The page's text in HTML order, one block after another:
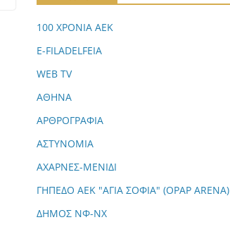
100 ΧΡΟΝΙΑ ΑΕΚ
E-FILADELFEIA
WEB TV
ΑΘΗΝΑ
ΑΡΘΡΟΓΡΑΦΙΑ
ΑΣΤΥΝΟΜΙΑ
ΑΧΑΡΝΕΣ-ΜΕΝΙΔΙ
ΓΗΠΕΔΟ ΑΕΚ "ΑΓΙΑ ΣΟΦΙΑ" (OPAP ARENA)
ΔΗΜΟΣ ΝΦ-ΝΧ